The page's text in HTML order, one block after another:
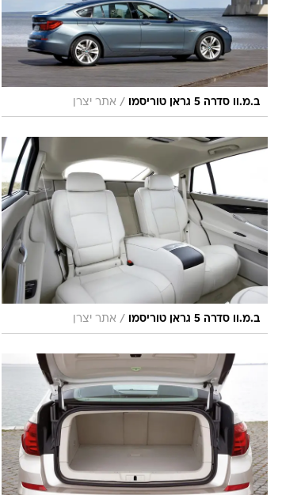
ב.מ.וו סדרה 5 גראן טוריסמו / אתר יצרן
ב.מ.וו סדרה 5 גראן טוריסמו / אתר יצרן